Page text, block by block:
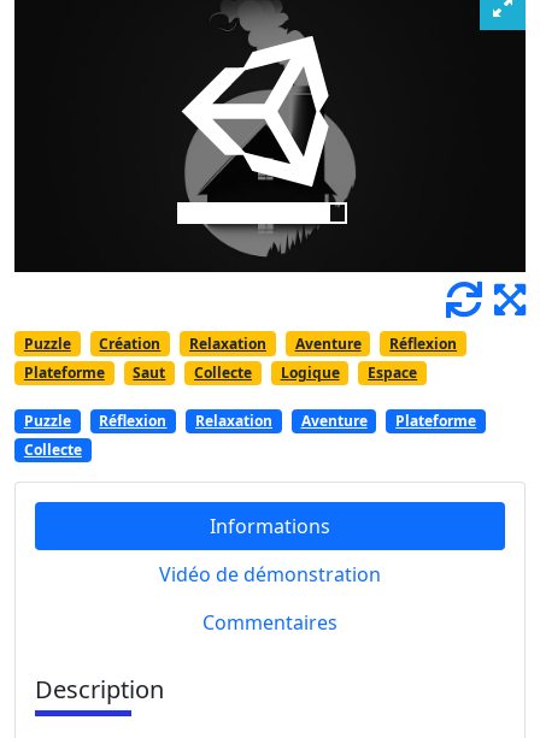
Puzzle Création Relaxation Aventure
Réflexion
Plateforme
Saut Collecte Logique Espace
Puzzle Réflexion Relaxation Aventure
Plateforme
Collecte
Informations
Vidéo de démonstration
Commentaires
Description